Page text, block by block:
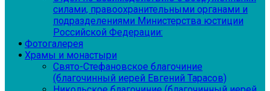
силами, правоохранительными органами и
подразделениями Министерства юстиции
Российской Федерации:
Фотогалерея
Храмы и монастыри
Свято-Стефановское благочиние
(благочинный иерей Евгений Тарасов)